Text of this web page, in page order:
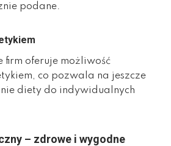
podane.
firm oferuje możliwość
co pozwala na jeszcze
diety do indywidualnych
– zdrowe i wygodne